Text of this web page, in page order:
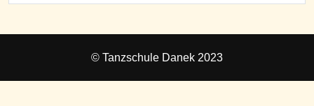
© Tanzschule Danek 2023